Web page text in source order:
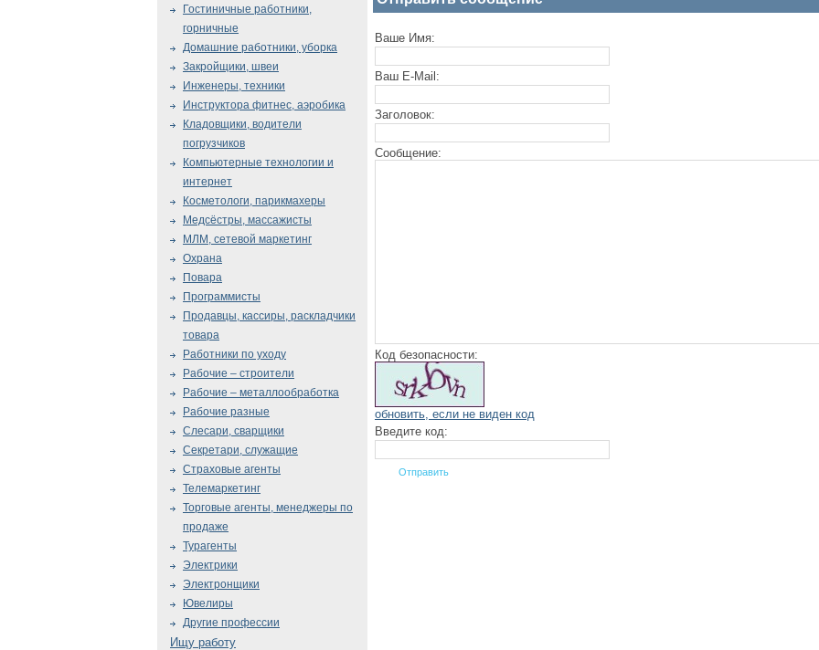
Ваше Имя:
Ваш E-Mail:
Заголовок:
Сообщение:
Код безопасности:
обновить, если не виден код
Введите код:
Гостиничные работники,
горничные
Домашние работники, уборка
Закройщики, швеи
Инженеры, техники
Инструктора фитнес, аэробика
Кладовщики, водители
погрузчиков
Компьютерные технологии и
интернет
Косметологи, парикмахеры
Медсёстры, массажисты
МЛМ, сетевой маркетинг
Охрана
Повара
Программисты
Продавцы, кассиры, раскладчики
товара
Работники по уходу
Рабочие – строители
Рабочие – металлообработка
Рабочие разные
Слесари, сварщики
Секретари, служащие
Страховые агенты
Телемаркетинг
Торговые агенты, менеджеры по
продаже
Турагенты
Электрики
Электронщики
Ювелиры
Другие профессии
Ищу работу